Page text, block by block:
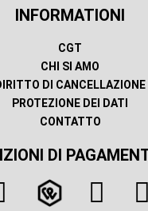
INFORMATIONI
CGT
CHI SI AMO
DI CANCELLAZIONE
PROTEZIONE DEI DATI
CONTATTO
DI